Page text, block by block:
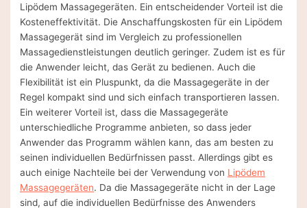
Lipödem Massagegeräten. Ein entscheidender Vorteil ist die
Kosteneffektivität. Die Anschaffungskosten für ein Lipödem
Massagegerät sind im Vergleich zu professionellen
Massagedienstleistungen deutlich geringer. Zudem ist es für
die Anwender leicht, das Gerät zu bedienen. Auch die
Flexibilität ist ein Pluspunkt, da die Massagegeräte in der
Regel kompakt sind und sich einfach transportieren lassen.
Ein weiterer Vorteil ist, dass die Massagegeräte
unterschiedliche Programme anbieten, so dass jeder
Anwender das Programm wählen kann, das am besten zu
seinen individuellen Bedürfnissen passt. Allerdings gibt es
auch einige Nachteile bei der Verwendung von Lipödem
Massagegeräten. Da die Massagegeräte nicht in der Lage
sind, auf die individuellen Bedürfnisse des Anwenders